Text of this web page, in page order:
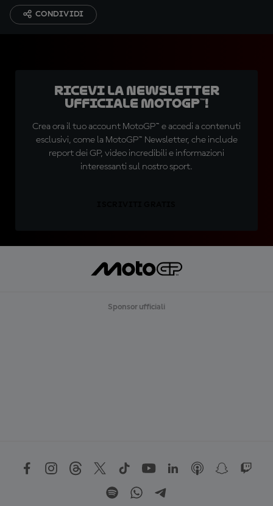
CONDIVIDI
Ricevi la newsletter
ufficiale MotoGP™!
Crea ora il tuo account MotoGP™ e accedi a contenuti
esclusivi, come la MotoGP™ Newsletter, che include
report dei GP, video incredibili e informazioni
interessanti sul nostro sport.
Sponsor ufficiali